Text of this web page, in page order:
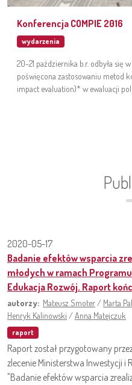
Konferencja COMPIE 2016
wydarzenia
20-21 października b.r. odbyła się
poświęcona zastosowaniu metod
impact evaluation)* w ewaluacji
2020-05-17
Badanie efektów wsparcia
młodych w ramach
Edukacja Rozwój. Raport
autorzy: Mateusz Smoter / Marta
Henryk Kalinowski /Anna Matejczuk
raport
Raport został przygotowany
zlecenie Ministerstwa Inwestycji i
"Badanie efektów wsparcia